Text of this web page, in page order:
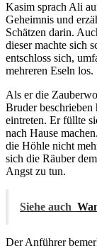
Kasim sprach Ali
Geheimnis und
Schätzen darin.
dieser machte sich
entschloss sich,
mehreren Eseln los.
Als er die
Bruder
eintreten. Er füllte
nach Hause
die Höhle nicht
sich die Räuber
Angst zu tun.
Siehe auch
Der Anführer